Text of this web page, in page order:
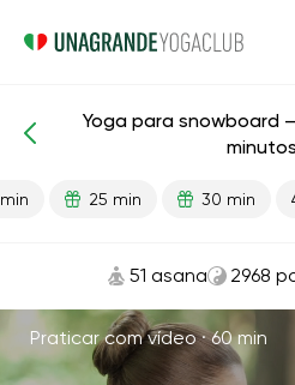
Esporte
Yoga para snowboard
minutos
25 min 30 min
51 asana 2968
Praticar com vídeo ·60 min